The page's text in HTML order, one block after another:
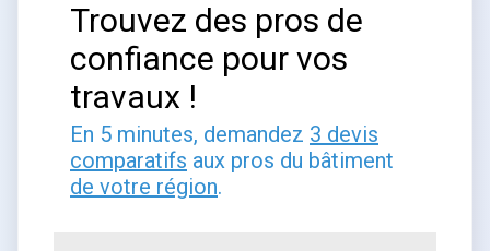
Trouvez des pros de
confiance pour vos
travaux !
En 5 minutes, demandez 3 devis
comparatifs aux pros du bâtiment
de votre région.